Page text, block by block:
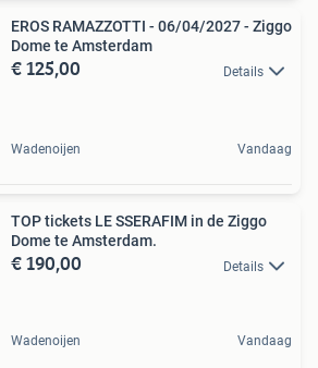
EROS RAMAZZOTTI - 06/04/2027 - Ziggo
Dome te Amsterdam
€ 125,00 Details
Wadenoijen Vandaag
TOP tickets LE SSERAFIM in de Ziggo
Dome te Amsterdam.
€ 190,00 Details
Wadenoijen Vandaag